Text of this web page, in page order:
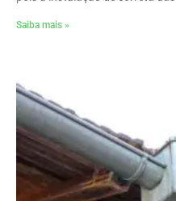
Saiba mais »